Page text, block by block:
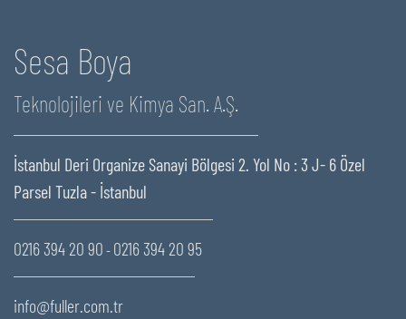
Sesa Boya
Teknolojileri ve Kimya San. A.Ş.
İstanbul Deri Organize Sanayi Bölgesi 2. Yol No : 3 J- 6 Özel
Parsel Tuzla - İstanbul
0216 394 20 90 - 0216 394 20 95
info@fuller.com.tr